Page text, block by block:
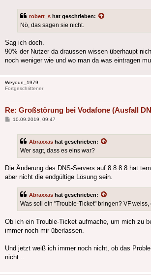
robert_s hat geschrieben:
Nö, das sagen sie nicht.
Sag ich doch.
90% der Nutzer da draussen wissen überhaupt
noch weniger wie und wo man da was eintragen
Weyoun_1979
Fortgeschrittener
Re: Großstörung bei Vodafone (Ausfall
Beitrag
10.09.2019, 09:47
Abraxxas hat geschrieben:
Wer sagt, dass es eins war?
Die Änderung des DNS-Servers auf 8.8.8.8 hat
aber nicht die endgültige Lösung sein.
Abraxxas hat geschrieben:
Was soll ein "Trouble-Ticket" bringen? VF weiss,
Ob ich ein Trouble-Ticket aufmache, um mich zu
immer noch mir überlassen.
Und jetzt weiß ich immer noch nicht, ob das
nicht...